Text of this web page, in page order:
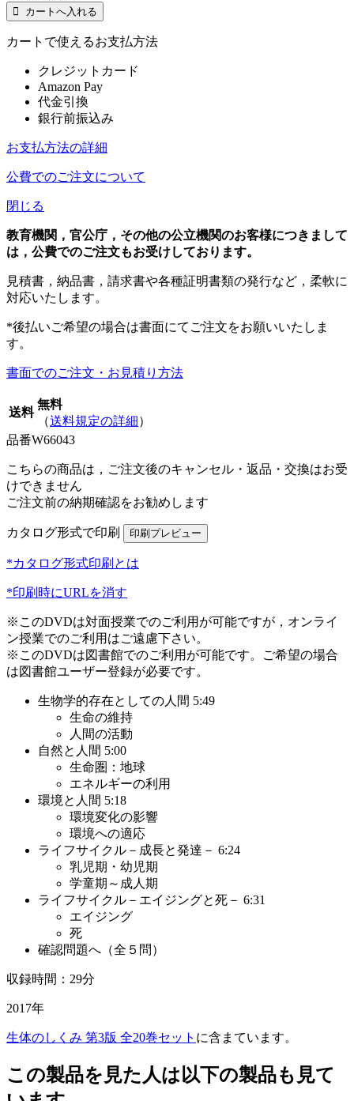
カートで使えるお支払方法
クレジットカード
Amazon Pay
代金引換
銀行前振込み
お支払方法の詳細
公費でのご注文について
閉じる
教育機関，官公庁，その他の公立機関のお客様につきまして
は，公費でのご注文もお受けしております。
見積書，納品書，請求書や各種証明書類の発行など，柔軟に
対応いたします。
*後払いご希望の場合は書面にてご注文をお願いいたしま
す。
書面でのご注文・お見積り方法
送料
無料
（送料規定の詳細）
品番W66043
こちらの商品は，ご注文後のキャンセル・返品・交換はお受
けできません
ご注文前の納期確認をお勧めします
カタログ形式で印刷
*カタログ形式印刷とは
*印刷時にURLを消す
※このDVDは対面授業でのご利用が可能ですが，オンライ
ン授業でのご利用はご遠慮下さい。
※このDVDは図書館でのご利用が可能です。ご希望の場合
は図書館ユーザー登録が必要です。
生物学的存在としての人間 5:49
生命の維持
人間の活動
自然と人間 5:00
生命圏：地球
エネルギーの利用
環境と人間 5:18
環境変化の影響
環境への適応
ライフサイクル－成長と発達－ 6:24
乳児期・幼児期
学童期～成人期
ライフサイクル－エイジングと死－ 6:31
エイジング
死
確認問題へ（全５問）
収録時間：29分
2017年
生体のしくみ 第3版 全20巻セット に含まています。
この製品を見た人は以下の製品も見て